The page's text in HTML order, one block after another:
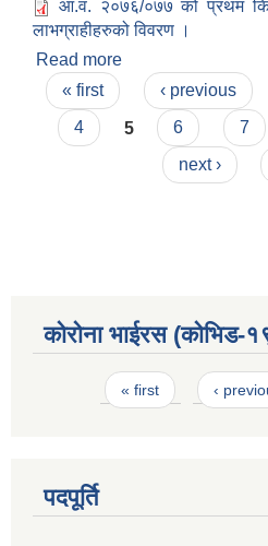
आ.व. २०७६/०७७ को प्रथम
लाभग्राहीहरुको विवरण ।
Read more
सुरक्षा भत्ता
Pages
« first ‹ previous
4
5 6 7
next ›
कोरोना भाईरस (कोभिड-
Pages« first ‹
पदपूर्ति